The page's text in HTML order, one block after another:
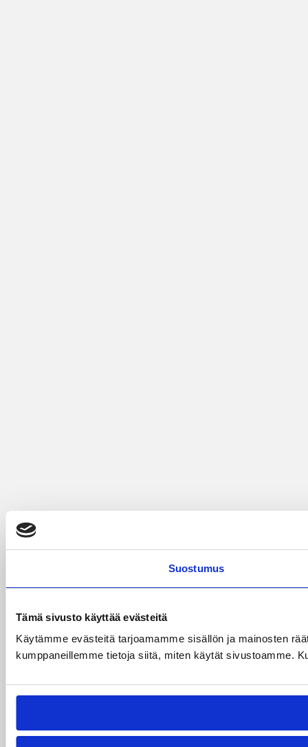
Suostumus
Tämä sivusto käyttää evästeitä
Käytämme evästeitä tarjoamamme sisällön ja mainosten
kumppaneillemme tietoja siitä, miten käytät sivustoamme.